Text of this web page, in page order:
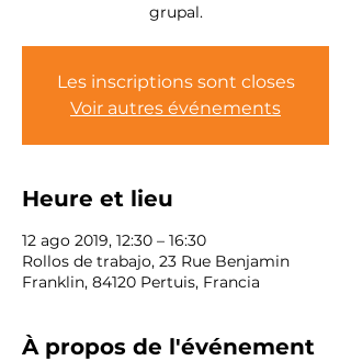
grupal.
Les inscriptions sont closes
Voir autres événements
Heure et lieu
12 ago 2019, 12:30 – 16:30
Rollos de trabajo, 23 Rue Benjamin
Franklin, 84120 Pertuis, Francia
À propos de l'événement